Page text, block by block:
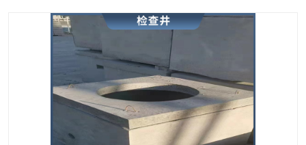
水泥检查井 水泥管
圆形检查井 矩形检查井
混凝土检查井 预制混凝土检查井
企口水泥管 钢承口水泥管